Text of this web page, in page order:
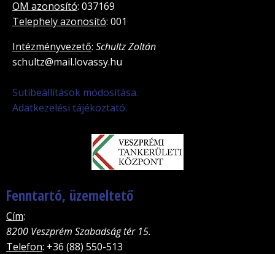
OM azonosító: 037169
Telephely azonosító: 001
Intézményvezető: Schultz Zoltán
schultz@mail.lovassy.hu
Sütibeállítások módosítása.
Adatkezelési tájékoztató.
Fenntartó, üzemeltető
Cím:
8200 Veszprém Szabadság tér 15.
Telefon: +36 (88) 550-513